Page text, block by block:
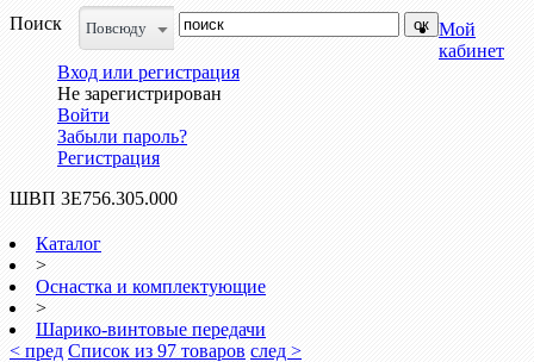
Поиск
Повсюду
Мой
кабинет
Вход или регистрация
Не зарегистрирован
Войти
Забыли пароль?
Регистрация
ШВП 3Е756.305.000
Каталог
>
Оснастка и комплектующие
>
Шарико-винтовые передачи
< пред Список из 97 товаров след >